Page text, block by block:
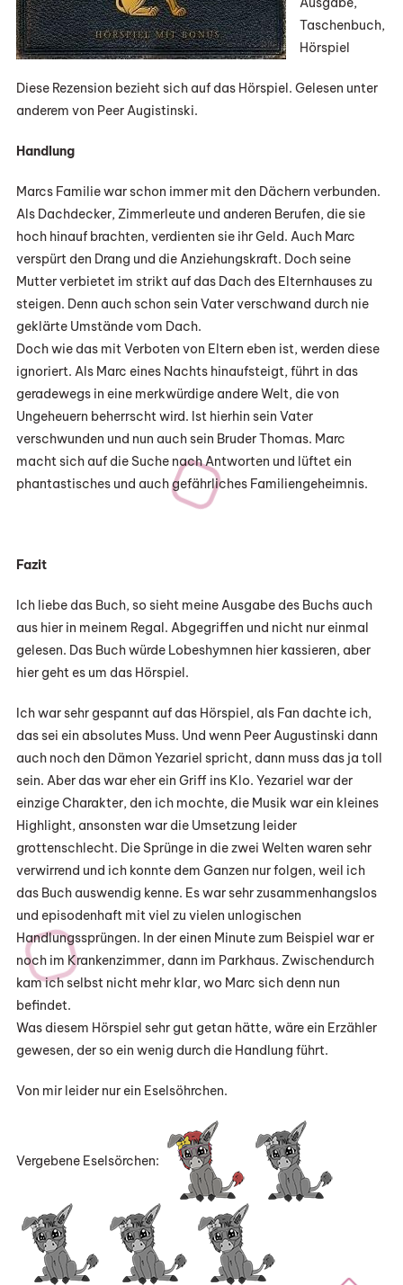
Taschenbuch,
Hörspiel
Diese Rezension bezieht sich auf das Hörspiel. Gelesen unter
anderem von Peer Augistinski.
Handlung
Marcs Familie war schon immer mit den Dächern verbunden.
Als Dachdecker, Zimmerleute und anderen Berufen, die sie
hoch hinauf brachten, verdienten sie ihr Geld. Auch Marc
verspürt den Drang und die Anziehungskraft. Doch seine
Mutter verbietet im strikt auf das Dach des Elternhauses zu
steigen. Denn auch schon sein Vater verschwand durch nie
geklärte Umstände vom Dach.
Doch wie das mit Verboten von Eltern eben ist, werden diese
ignoriert. Als Marc eines Nachts hinaufsteigt, führt in das
geradewegs in eine merkwürdige andere Welt, die von
Ungeheuern beherrscht wird. Ist hierhin sein Vater
verschwunden und nun auch sein Bruder Thomas. Marc
macht sich auf die Suche nach Antworten und lüftet ein
phantastisches und auch gefährliches Familiengeheimnis.
Fazit
Ich liebe das Buch, so sieht meine Ausgabe des Buchs auch
aus hier in meinem Regal. Abgegriffen und nicht nur einmal
gelesen. Das Buch würde Lobeshymnen hier kassieren, aber
hier geht es um das Hörspiel.
Ich war sehr gespannt auf das Hörspiel, als Fan dachte ich,
das sei ein absolutes Muss. Und wenn Peer Augustinski dann
auch noch den Dämon Yezariel spricht, dann muss das ja toll
sein. Aber das war eher ein Griff ins Klo. Yezariel war der
einzige Charakter, den ich mochte, die Musik war ein kleines
Highlight, ansonsten war die Umsetzung leider
grottenschlecht. Die Sprünge in die zwei Welten waren sehr
verwirrend und ich konnte dem Ganzen nur folgen, weil ich
das Buch auswendig kenne. Es war sehr zusammenhangslos
und episodenhaft mit viel zu vielen unlogischen
Handlungssprüngen. In der einen Minute zum Beispiel war er
noch im Krankenzimmer, dann im Parkhaus. Zwischendurch
kam ich selbst nicht mehr klar, wo Marc sich denn nun
befindet.
Was diesem Hörspiel sehr gut getan hätte, wäre ein Erzähler
gewesen, der so ein wenig durch die Handlung führt.
Von mir leider nur ein Eselsöhrchen.
Vergebene Eselsörchen: